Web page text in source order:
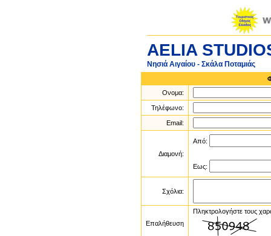
AELIA
Νησιά Αιγαίου - Σκάλα Ποταμιάς
Ονομα:
Τηλέφωνο:
Email:
Διαμονή:
Από:
Εως:
Σχόλια:
Επαλήθευση
Πληκτρολογήστε τους